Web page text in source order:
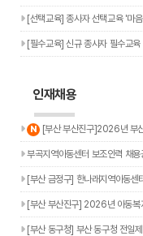
[선택교육] 종사자 선택교육 '마
[필수교육] 신규 종사자 필수교육
인재채용
N
새글
[부산 부산진구]2026년 부
부곡지역아동센터 보조인력 채용
[부산 금정구] 한나래지역아동센
[부산 부산진구] 2026년 아동복
[부산 동구청] 부산 동구청 전일